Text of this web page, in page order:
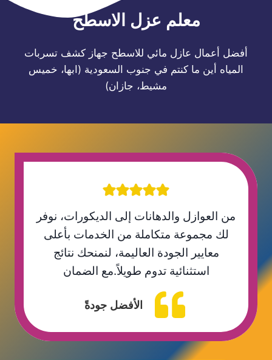
معلم عزل الاسطح
أفضل أعمال عازل مائي للاسطح جهاز كشف تسربات
المياه أين ما كنتم في جنوب السعودية (ابها، خميس
مشيط، جازان)
من العوازل والدهانات إلى الديكورات، نوفر
لك مجموعة متكاملة من الخدمات بأعلى
معايير الجودة العاليمة، لنمنحك نتائج
استثنائية تدوم طويلاً.مع الضمان
الأفضل جودةً